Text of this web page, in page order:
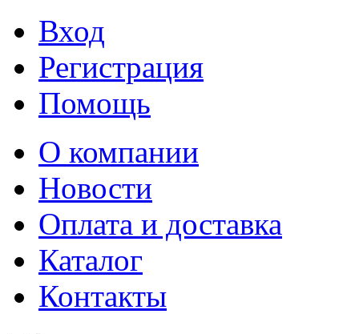
Вход
Регистрация
Помощь
О компании
Новости
Оплата и доставка
Каталог
Контакты